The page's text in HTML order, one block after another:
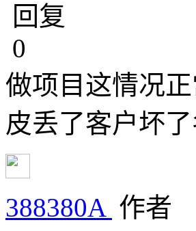
回复
0
做项目这情况
皮丢了客户坏
388380A 作者